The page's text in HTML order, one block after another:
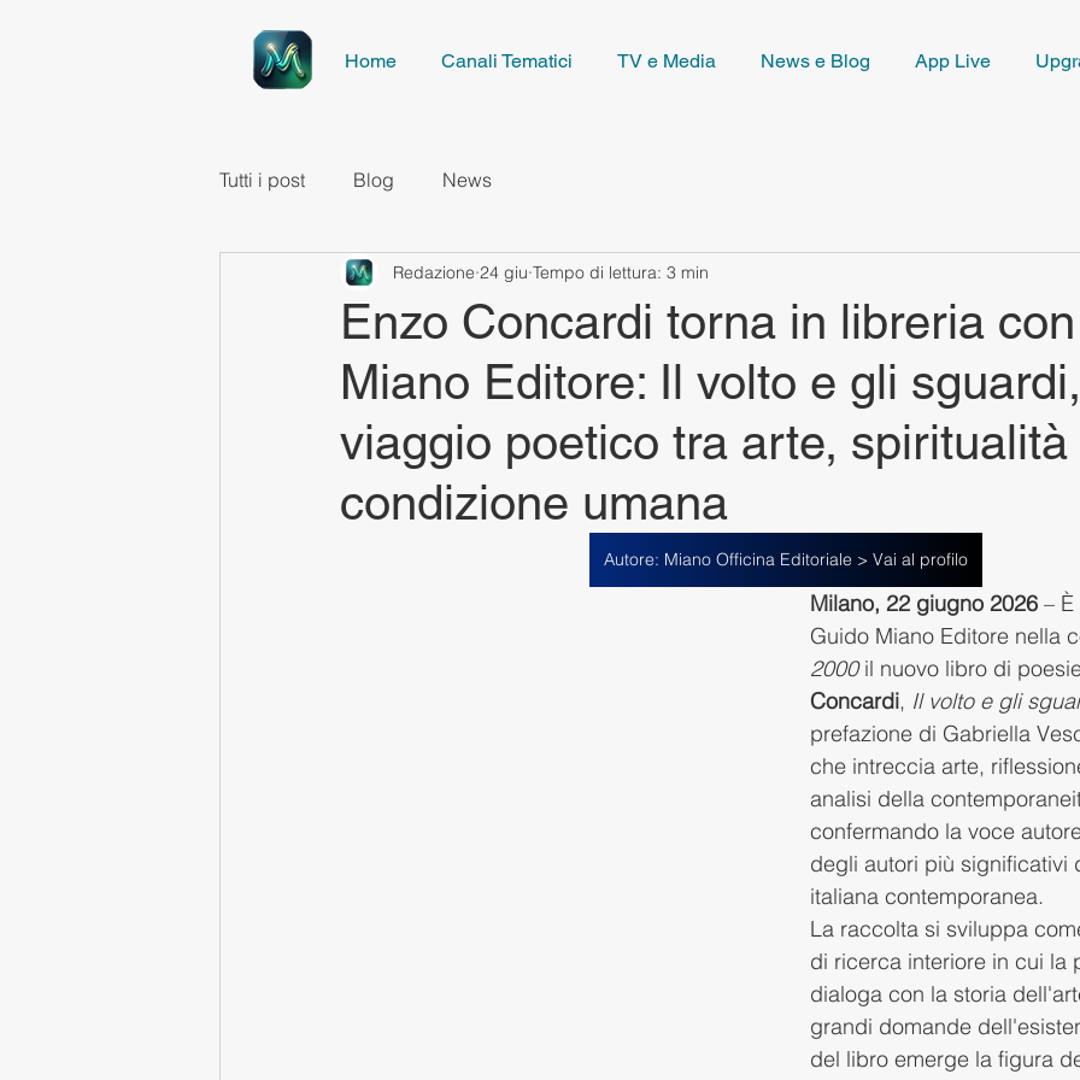
Home Canali Tematici TV e Media News e Blog App Live
Tutti i post Blog News
Enzo Concardi torna in libreria
Miano Editore: Il volto e gli
viaggio poetico tra arte, spiritualità
condizione umana
Redazione 24 giu Tempo di lettura: 3 min
Autore: Miano Officina Editoriale > Vai al profilo
Milano, 22 giugno 2026 –
Guido Miano Editore nella
2000 il nuovo libro di
Concardi, Il volto e gli
prefazione di Gabriella
che intreccia arte,
analisi della
confermando la voce
degli autori più significativi
italiana contemporanea.
La raccolta si sviluppa
di ricerca interiore in cui la
dialoga con la storia
grandi domande
del libro emerge la figura